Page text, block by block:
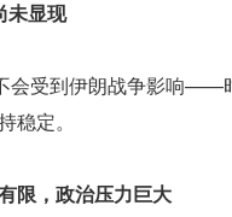
未显现
会受到伊朗战争影响——
稳定。
限，政治压力巨大